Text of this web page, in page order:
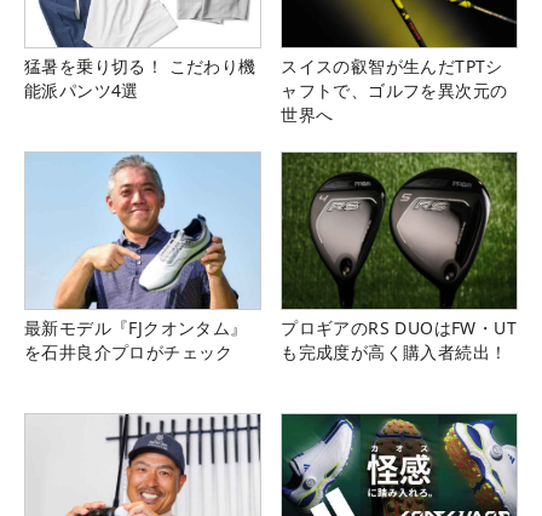
猛暑を乗り切る！ こだわり機
能派パンツ4選
スイスの叡智が生んだTPTシ
ャフトで、ゴルフを異次元の
世界へ
最新モデル『FJクオンタム』
を石井良介プロがチェック
プロギアのRS DUOはFW・UT
も完成度が高く購入者続出！